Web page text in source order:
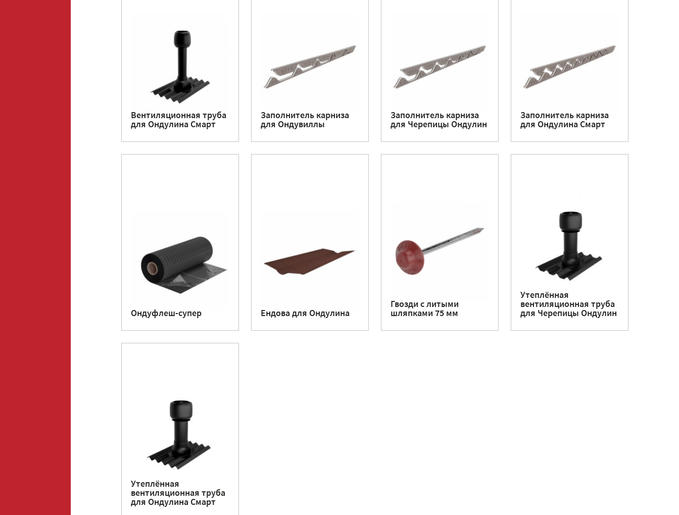
Вентиляционная труба
для Ондулина Смарт
Заполнитель карниза
для Ондувиллы
Заполнитель карниза
для Черепицы Ондулин
Заполнитель карниза
для Ондулина Смарт
Ондуфлеш-супер Ендова для Ондулина
Гвозди с литыми
шляпками 75 мм
Утеплённая
вентиляционная труба
для Черепицы Ондулин
Утеплённая
вентиляционная труба
для Ондулина Смарт